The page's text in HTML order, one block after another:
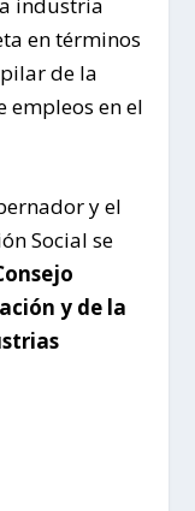
en términos
de la
empleos en el
y el
Social se
y de la